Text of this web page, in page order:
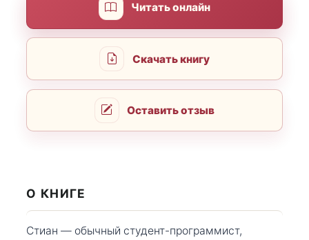
Читать онлайн
Скачать книгу
Оставить отзыв
О КНИГЕ
Стиан — обычный студент-программист,